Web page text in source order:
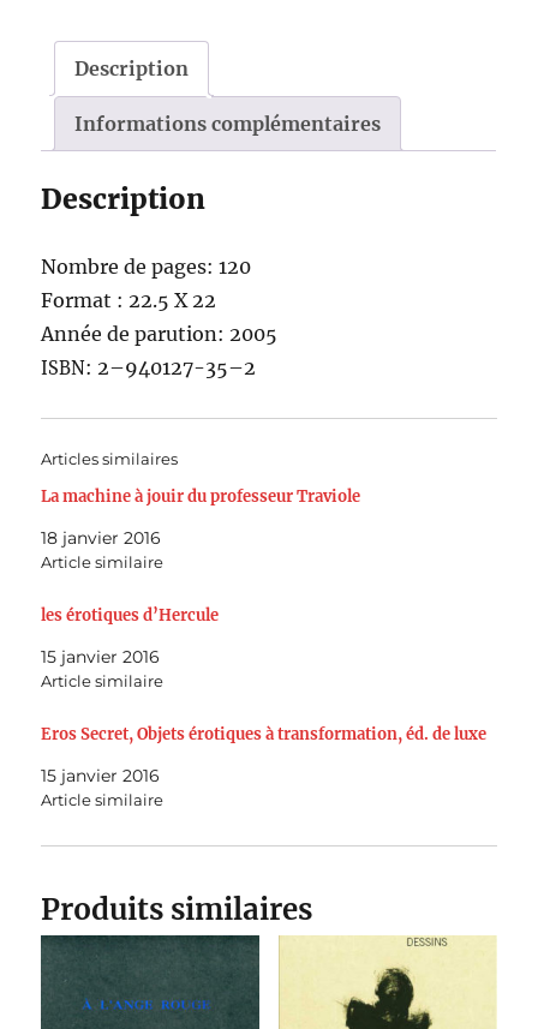
Description
Informations complémentaires
Description
Nom­bre de pages: 120
For­mat : 22.5 X 22
Année de paru­tion: 2005
ISBN: 2–940127-35–2
Articles similaires
La machine à jouir du professeur Traviole
18 janvier 2016
Article similaire
les érotiques d’Hercule
15 janvier 2016
Article similaire
Eros Secret, Objets érotiques à transformation, éd. de luxe
15 janvier 2016
Article similaire
Produits similaires